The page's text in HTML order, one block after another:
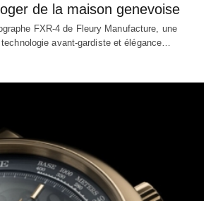
de la maison genevoise
FXR-4 de Fleury Manufacture, une
avant-gardiste et élégance…